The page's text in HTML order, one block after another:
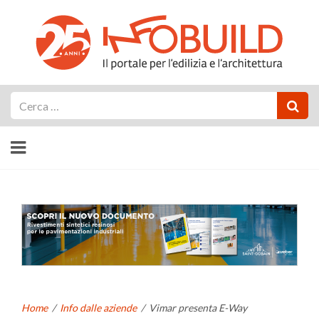
Home / Info dalle aziende / Vimar presenta E-Way